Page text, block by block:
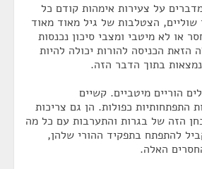
על צעירות אימהות קודם כל
הצטלבות של גיל מאוד מאוד
או לא מיטבי ומצבי סיכון נכנסות
הזאת הכניסה להורות יכולה להיות
בתוך הדבר הזה.
הוריים מיטביים. קשיים
התפתחותיות כפולות. הן גם צריכות
הזה של בגרות והתערבות עם כל מה
להתפתח בתפקיד ההורי שלהן,
האלה.